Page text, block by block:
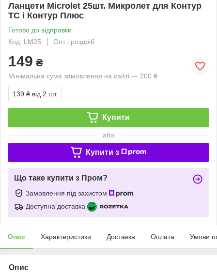
Ланцети Microlet 25шт. Микролет для Контур
ТС і Контур Плюс
Готово до відправки
Код: LM25
Опт і роздріб
149 ₴
Мінімальна сума замовлення на сайті — 200 ₴
139 ₴ від 2 шт.
Купити
або
Купити з
Що таке купити з Пром?
Замовлення під захистом
Доступна доставка
Опис Характеристики Доставка Оплата Умови
Опис